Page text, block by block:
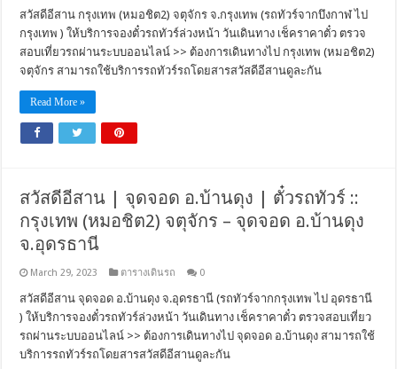
สวัสดีอีสาน กรุงเทพ (หมอชิต2) จตุจักร จ.กรุงเทพ (รถทัวร์จากบึงกาฬ ไป
กรุงเทพ ) ให้บริการจองตั๋วรถทัวร์ล่วงหน้า วันเดินทาง เช็คราคาตั๋ว ตรวจ
สอบเที่ยวรถผ่านระบบออนไลน์ >> ต้องการเดินทางไป กรุงเทพ (หมอชิต2)
จตุจักร สามารถใช้บริการรถทัวร์รถโดยสารสวัสดีอีสานดูละกัน
Read More »
สวัสดีอีสาน | จุดจอด อ.บ้านดุง | ตั๋วรถทัวร์ ::
กรุงเทพ (หมอชิต2) จตุจักร – จุดจอด อ.บ้านดุง
จ.อุดรธานี
March 29, 2023 ตารางเดินรถ 0
สวัสดีอีสาน จุดจอด อ.บ้านดุง จ.อุดรธานี (รถทัวร์จากกรุงเทพ ไป อุดรธานี
) ให้บริการจองตั๋วรถทัวร์ล่วงหน้า วันเดินทาง เช็คราคาตั๋ว ตรวจสอบเที่ยว
รถผ่านระบบออนไลน์ >> ต้องการเดินทางไป จุดจอด อ.บ้านดุง สามารถใช้
บริการรถทัวร์รถโดยสารสวัสดีอีสานดูละกัน